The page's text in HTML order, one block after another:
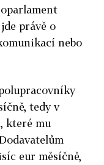
právě o
nebo
tedy v
které mu
eur měsíčně,